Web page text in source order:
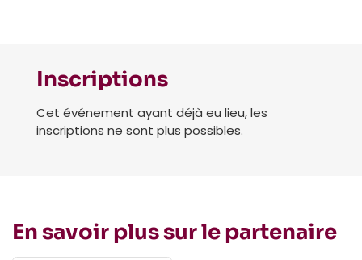
Inscriptions
Cet événement ayant déjà eu lieu, les
inscriptions ne sont plus possibles.
En savoir plus sur le partenaire